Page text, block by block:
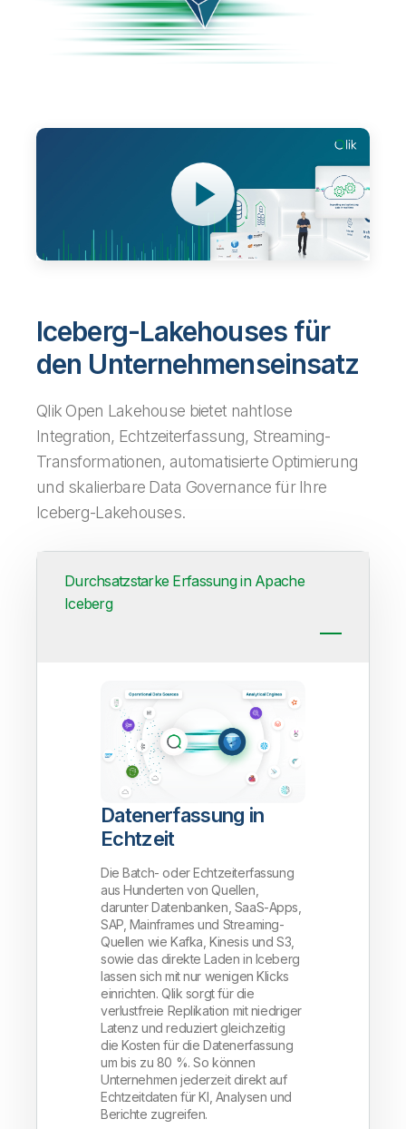
Iceberg-Lakehouses für
den Unternehmenseinsatz
Qlik Open Lakehouse bietet nahtlose
Integration, Echtzeiterfassung, Streaming-
Transformationen, automatisierte Optimierung
und skalierbare Data Governance für Ihre
Iceberg-Lakehouses.
Durchsatzstarke Erfassung in Apache
Iceberg
Datenerfassung in
Echtzeit
Die Batch- oder Echtzeiterfassung
aus Hunderten von Quellen,
darunter Datenbanken, SaaS-Apps,
SAP, Mainframes und Streaming-
Quellen wie Kafka, Kinesis und S3,
sowie das direkte Laden in Iceberg
lassen sich mit nur wenigen Klicks
einrichten. Qlik sorgt für die
verlustfreie Replikation mit niedriger
Latenz und reduziert gleichzeitig
die Kosten für die Datenerfassung
um bis zu 80 %. So können
Unternehmen jederzeit direkt auf
Echtzeitdaten für KI, Analysen und
Berichte zugreifen.